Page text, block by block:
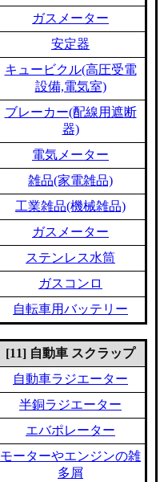
ガスメーター
安定器
キュービクル(高圧受電
設備,電気室)
ブレーカー(配線用遮断
器)
電気メーター
雑品(家電雑品)
工業雑品(機械雑品)
ガスメーター
ステンレス水筒
ガスコンロ
自転車用バッテリー
[11] 自動車 スクラップ
自動車ラジエーター
半銅ラジエーター
エバポレーター
モーターやエンジンの雑
多屑